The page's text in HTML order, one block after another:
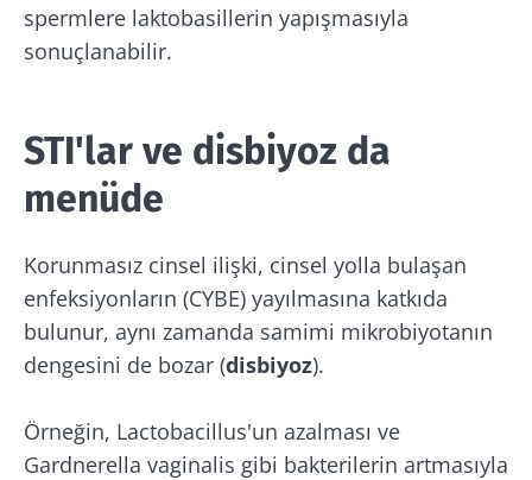
spermlere laktobasillerin yapışmasıyla
sonuçlanabilir.
STI'lar ve disbiyoz da
menüde
Korunmasız cinsel ilişki, cinsel yolla bulaşan
enfeksiyonların (CYBE) yayılmasına katkıda
bulunur, aynı zamanda samimi mikrobiyotanın
dengesini de bozar (disbiyoz).
Örneğin, Lactobacillus'un azalması ve
Gardnerella vaginalis gibi bakterilerin artmasıyla